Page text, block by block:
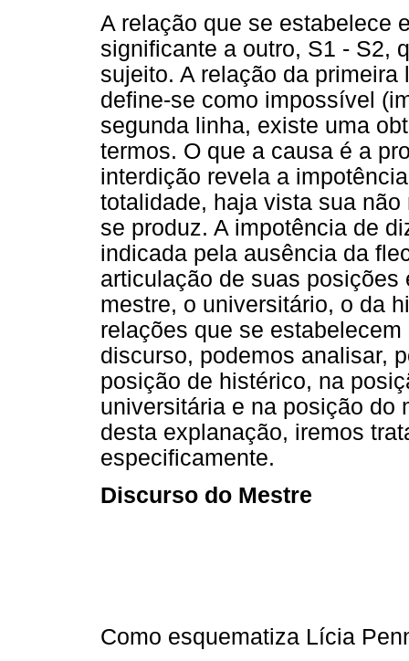
A relação que se estabelece
significante a outro, S1 - S2,
sujeito. A relação da
define-se como impossível
segunda linha, existe uma
termos. O que a causa é a
interdição revela a
totalidade, haja vista sua
se produz. A impotência de
indicada pela ausência da
articulação de suas
mestre, o universitário, o da
relações que se
discurso, podemos analisar,
posição de histérico, na
universitária e na posição do
desta explanação, iremos
especificamente.
Discurso do Mestre
Como esquematiza Lícia